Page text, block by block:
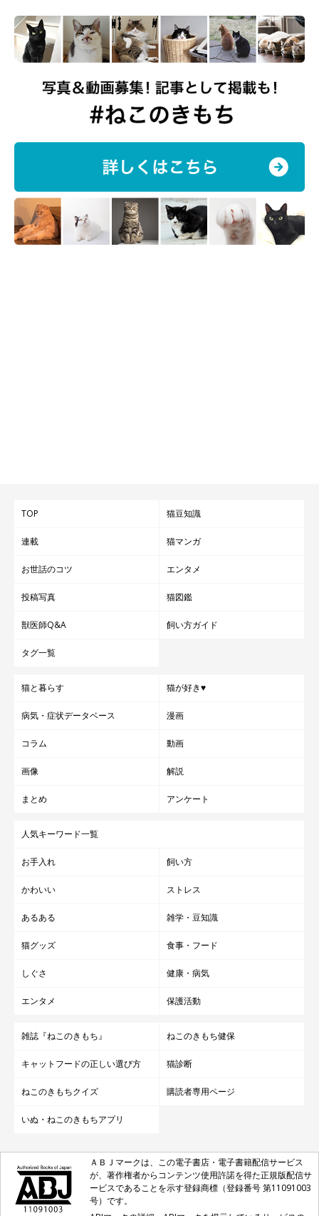
TOP 猫豆知識
連載 猫マンガ
お世話のコツ エンタメ
投稿写真 猫図鑑
獣医師Q&A 飼い方ガイド
タグ一覧
猫と暮らす 猫が好き♥
病気・症状データベース 漫画
コラム 動画
画像 解説
まとめ アンケート
人気キーワード一覧
お手入れ 飼い方
かわいい ストレス
あるある 雑学・豆知識
猫グッズ 食事・フード
しぐさ 健康・病気
エンタメ 保護活動
雑誌『ねこのきもち』 ねこのきもち健保
キャットフードの正しい選び方 猫診断
ねこのきもちクイズ 購読者専用ページ
いぬ・ねこのきもちアプリ
ＡＢＪマークは、この電子書店・電子書籍配信サービス
が、著作権者からコンテンツ使用許諾を得た正規版配信サ
ービスであることを示す登録商標（登録番号 第11091003
号）です。